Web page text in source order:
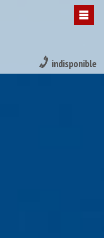
indisponible